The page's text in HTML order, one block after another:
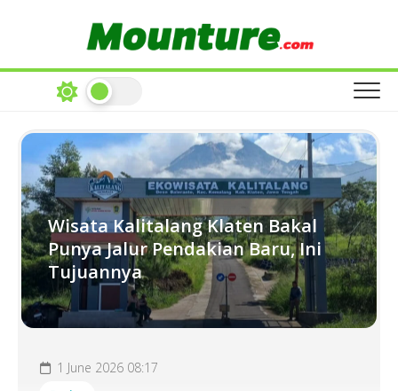
Wisata Kalitalang Klaten Bakal
Punya Jalur Pendakian Baru, Ini
Tujuannya
1 June 2026 08:17